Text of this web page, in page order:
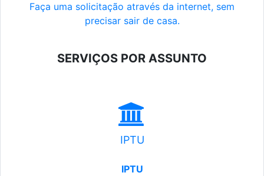
Faça uma solicitação através da internet, sem
precisar sair de casa.
SERVIÇOS POR ASSUNTO
IPTU
IPTU